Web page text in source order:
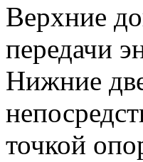
Верхние
передачи
Нижние
точкой